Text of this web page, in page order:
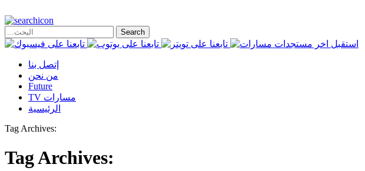
إتصل بنا
من نحن
Future
TV مسارات
الرئيسية
Tag Archives:
Tag Archives: